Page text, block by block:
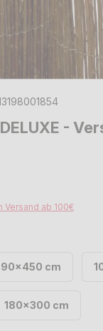
-
Versand ab 100€
90x450 cm
180x300 cm